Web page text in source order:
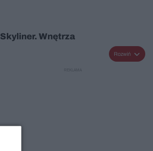
Skyliner. Wnętrza
Rozwiń